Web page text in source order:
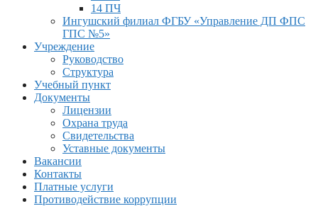
14 ПЧ
Ингушский филиал ФГБУ «Управление ДП ФПС
ГПС №5»
Учреждение
Руководство
Структура
Учебный пункт
Документы
Лицензии
Охрана труда
Свидетельства
Уставные документы
Вакансии
Контакты
Платные услуги
Противодействие коррупции